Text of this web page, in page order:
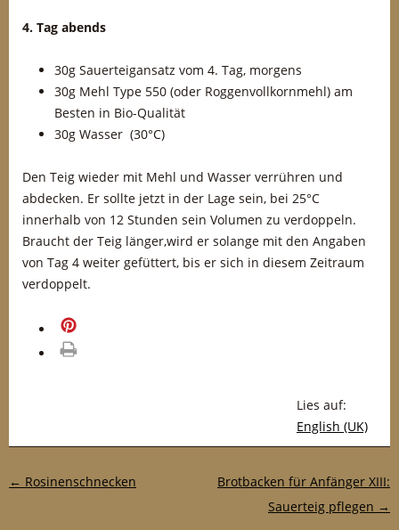
4. Tag abends
30g Sauerteigansatz vom 4. Tag, morgens
30g Mehl Type 550 (oder Roggenvollkornmehl) am
Besten in Bio-Qualität
30g Wasser (30°C)
Den Teig wieder mit Mehl und Wasser verrühren und
abdecken. Er sollte jetzt in der Lage sein, bei 25°C
innerhalb von 12 Stunden sein Volumen zu verdoppeln.
Braucht der Teig länger,wird er solange mit den Angaben
von Tag 4 weiter gefüttert, bis er sich in diesem Zeitraum
verdoppelt.
Lies auf:
English (UK)
Post-Navigation
← Rosinenschnecken
Brotbacken für Anfänger XIII:
Sauerteig pflegen →